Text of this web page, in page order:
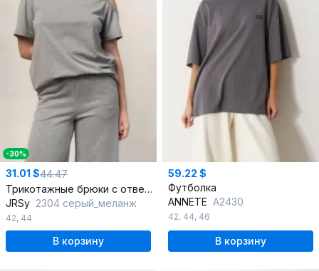
-30%
31.01 $44.47
Трикотажные брюки с отверстиями на плече в стиле спорт-шик
JRSy 2304 серый_меланж
42, 44
В корзину
59.22 $
Футболка
ANNETE A2430
42, 44, 46
В корзину